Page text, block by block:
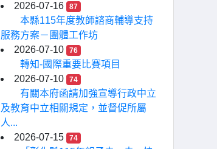
2026-07-16
87
本縣115年度教師諮商輔導支持
服務方案－團體工作坊
2026-07-10
76
轉知-國際重要比賽項目
2026-07-10
74
有關本府函請加強宣導行政中立
及教育中立相關規定，並督促所屬
人...
2026-07-15
74